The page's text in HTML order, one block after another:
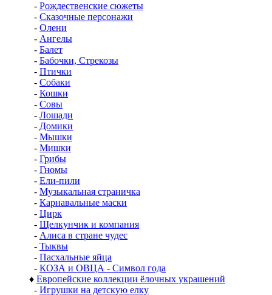
- Рождественские сюжеты
- Сказочные персонажи
- Олени
- Ангелы
- Балет
- Бабочки, Стрекозы
- Птички
- Собаки
- Кошки
- Совы
- Лошади
- Домики
- Мышки
- Мишки
- Грибы
- Гномы
- Ели-пили
- Музыкальная страничка
- Карнавальные маски
- Цирк
- Щелкунчик и компания
- Алиса в стране чудес
- Тыквы
- Пасхальные яйца
- КОЗА и ОВЦА - Символ года
♦ Европейские коллекции ёлочных украшений
- Игрушки на детскую елку